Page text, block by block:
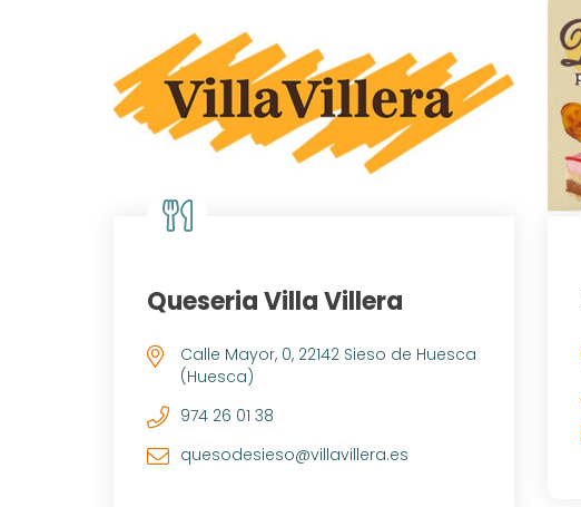
Queseria Villa Villera
Calle Mayor, 0, 22142 Sieso de Huesca
(Huesca)
974 26 01 38
quesodesieso@villavillera.es